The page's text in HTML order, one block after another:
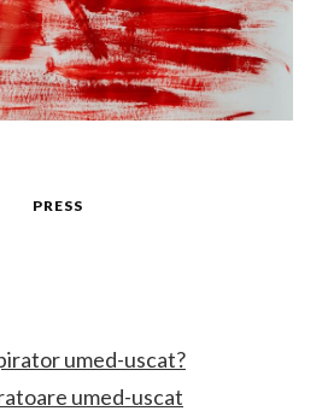
PRESS
umed-uscat?
umed-uscat